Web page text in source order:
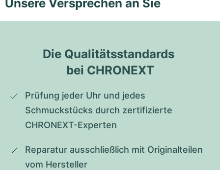
Unsere Versprechen an Sie
Die Qualitätsstandards
bei CHRONEXT
Prüfung jeder Uhr und jedes
Schmuckstücks durch zertifizierte
CHRONEXT-Experten
Reparatur ausschließlich mit Originalteilen
vom Hersteller